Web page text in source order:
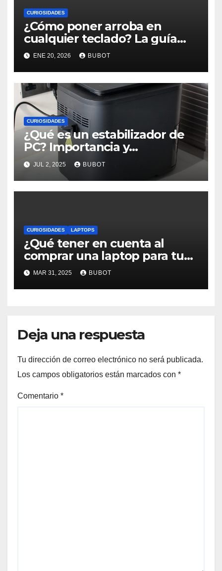
CURIOSIDADES
¿Cómo poner arroba en
cualquier teclado? La guía
rápida que todos necesitan
ENE 20, 2026 BUBOT
CURIOSIDADES
¿Qué es un estabilizador de
PC? Importancia y
funcionamiento
JUL 2, 2025 BUBOT
CURIOSIDADES LAPTOPS
¿Qué tener en cuenta al
comprar una laptop para tu
empresa?
MAR 31, 2025 BUBOT
Deja una respuesta
Tu dirección de correo electrónico no será publicada.
Los campos obligatorios están marcados con *
Comentario *